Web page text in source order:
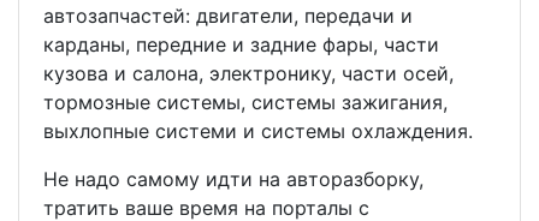
автозапчастей: двигатели, передачи и
карданы, передние и задние фары, части
кузова и салона, электронику, части осей,
тормозные системы, системы зажигания,
выхлопные системи и системы охлаждения.
Не надо самому идти на авторазборку,
тратить ваше время на порталы с